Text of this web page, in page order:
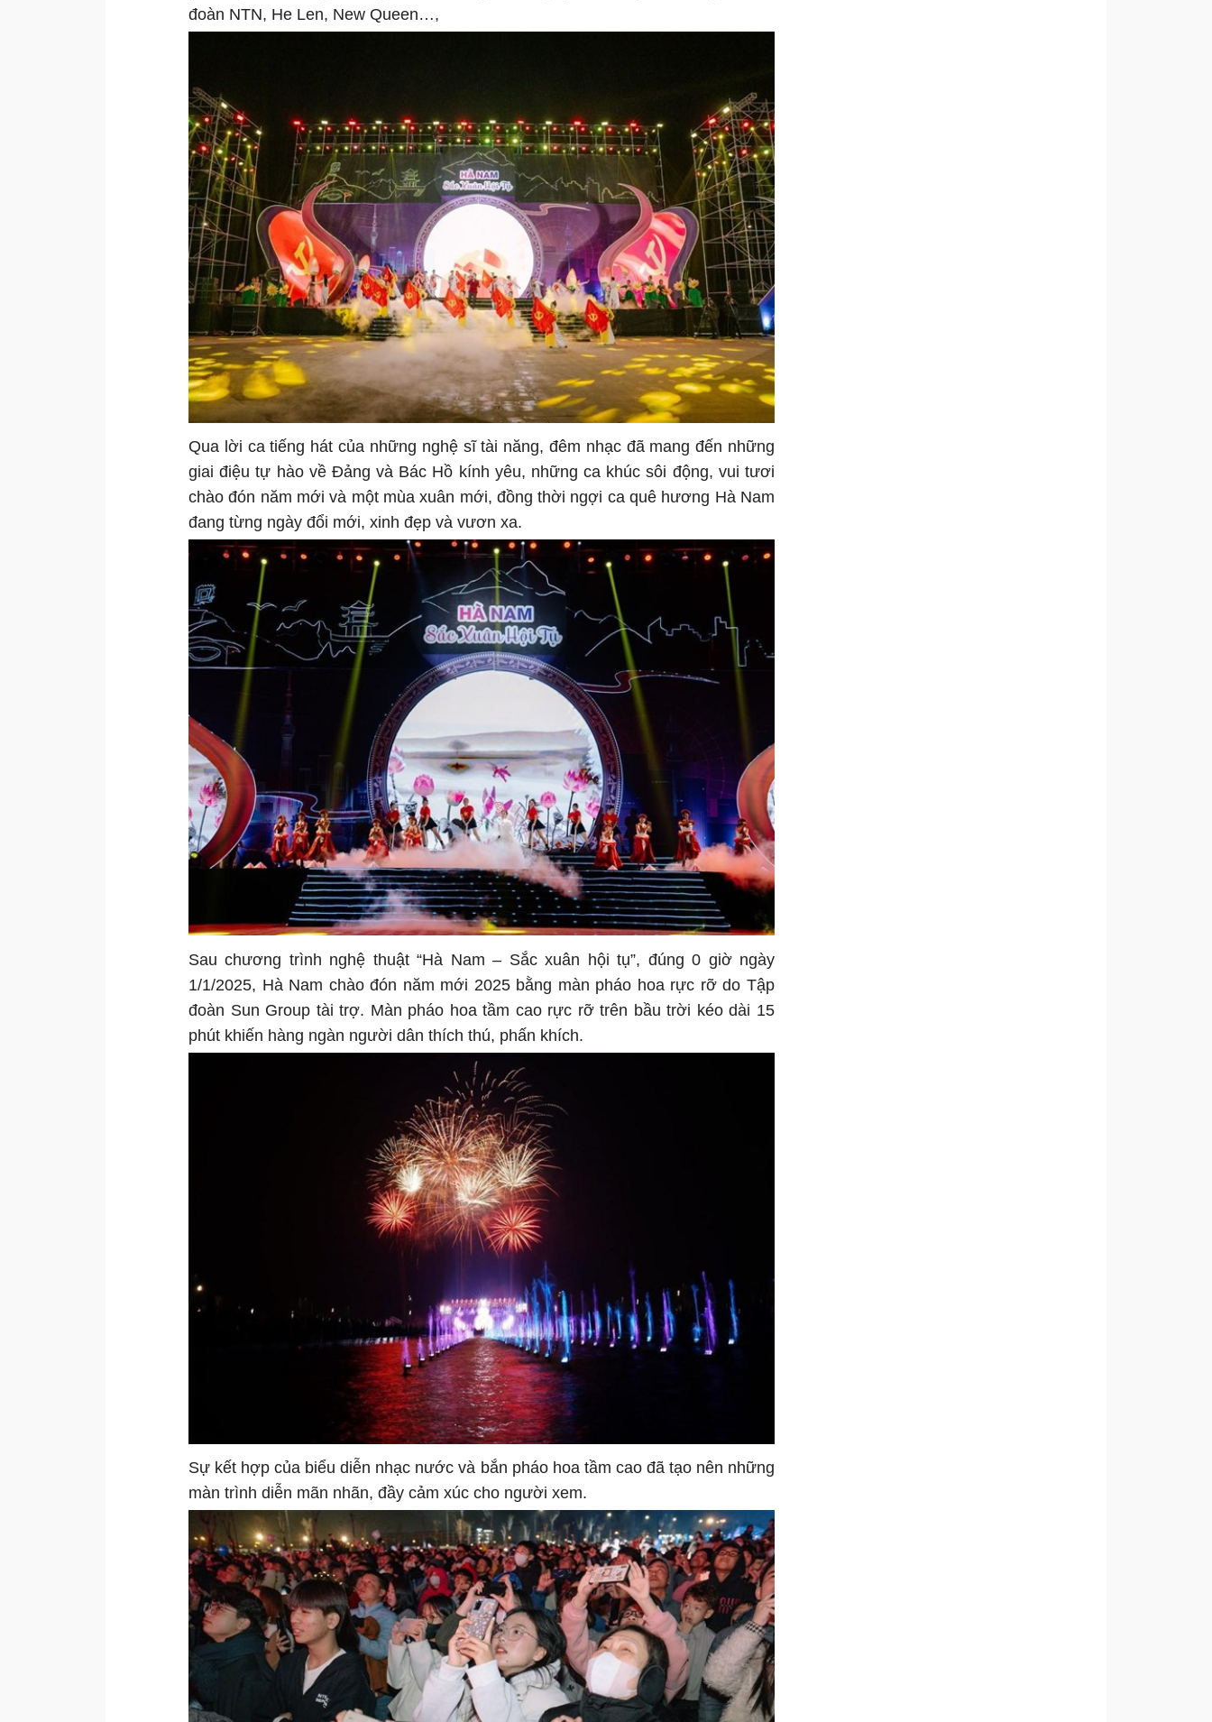
đoàn NTN, He Len, New Queen…,
Qua lời ca tiếng hát của những nghệ sĩ tài năng, đêm nhạc đã mang đến những
giai điệu tự hào về Đảng và Bác Hồ kính yêu, những ca khúc sôi động, vui tươi
chào đón năm mới và một mùa xuân mới, đồng thời ngợi ca quê hương Hà Nam
đang từng ngày đổi mới, xinh đẹp và vươn xa.
Sau chương trình nghệ thuật “Hà Nam – Sắc xuân hội tụ”, đúng 0 giờ ngày
1/1/2025, Hà Nam chào đón năm mới 2025 bằng màn pháo hoa rực rỡ do Tập
đoàn Sun Group tài trợ. Màn pháo hoa tầm cao rực rỡ trên bầu trời kéo dài 15
phút khiến hàng ngàn người dân thích thú, phấn khích.
Sự kết hợp của biểu diễn nhạc nước và bắn pháo hoa tầm cao đã tạo nên những
màn trình diễn mãn nhãn, đầy cảm xúc cho người xem.